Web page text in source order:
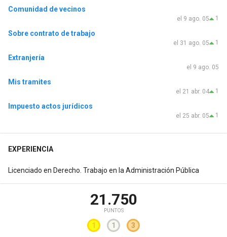
Comunidad de vecinos
1
el 9 ago. 05
Sobre contrato de trabajo
1
el 31 ago. 05
Extranjería
el 9 ago. 05
Mis tramites
1
el 21 abr. 04
Impuesto actos jurídicos
1
el 25 abr. 05
EXPERIENCIA
Licenciado en Derecho. Trabajo en la Administración Pública
21.750
PUNTOS
1 1 3